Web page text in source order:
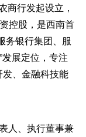
商行发起设立，
控股，是西南首
务银行集团、服
发展定位，专注
、金融科技能
人、执行董事兼